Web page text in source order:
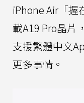
iPhone Air「握
載A19 Pro晶片
支援繁體中文
更多事情。